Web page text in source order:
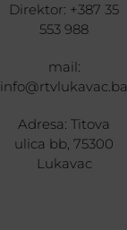
Direktor: +387 35
553 988
mail:
info@rtvlukavac.ba
Adresa: Titova
ulica bb, 75300
Lukavac